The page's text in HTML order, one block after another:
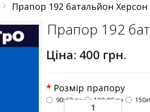
Прапор 192 батальйон
Прапор 192
Ціна: 400 грн.
Розмір прапору
90х60 см 120х80 см